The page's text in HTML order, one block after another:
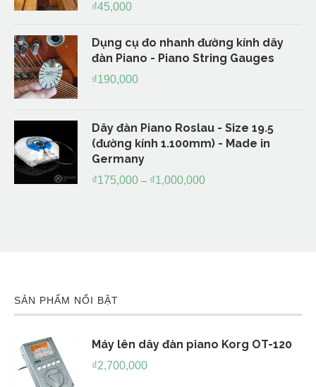
₫45,000
Dụng cụ đo nhanh đường kính dây
đàn Piano - Piano String Gauges
₫190,000
Dây đàn Piano Roslau - Size 19.5
(đường kính 1.100mm) - Made in
Germany
₫175,000 – ₫1,000,000
SẢN PHẨM NỔI BẬT
Máy lên dây đàn piano Korg OT-120
₫2,700,000